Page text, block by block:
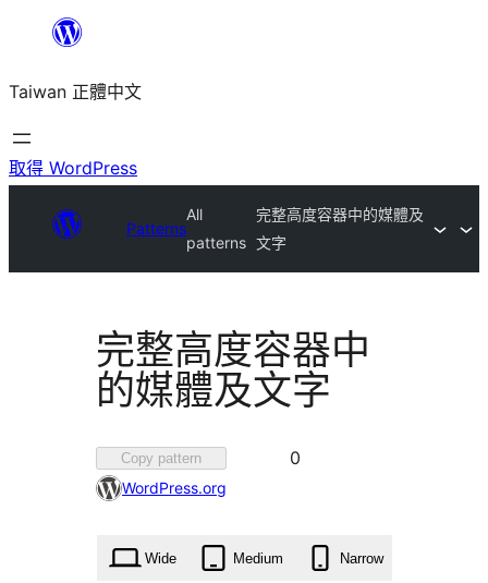
主
要
內
Taiwan 正體中文
取得 WordPress
Patterns
All
patterns
完整高度容器中的媒體及
文字
完整高度容器中
的媒體及文字
Copy pattern
0
0
WordPress.org
Wide Medium Narrow